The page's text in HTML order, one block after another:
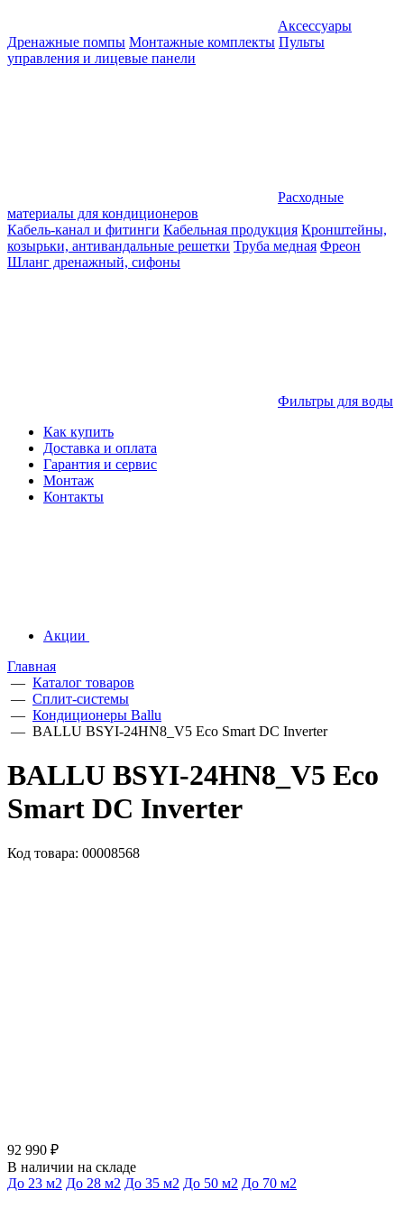
Аксессуары
Дренажные помпы Монтажные комплекты Пульты
управления и лицевые панели
Расходные
материалы для кондиционеров
Кабель-канал и фитинги Кабельная продукция Кронштейны,
козырьки, антивандальные решетки Труба медная Фреон
Шланг дренажный, сифоны
Фильтры для воды
Как купить
Доставка и оплата
Гарантия и сервис
Монтаж
Контакты
Акции
Главная
— Каталог товаров
— Сплит-системы
— Кондиционеры Ballu
— BALLU BSYI-24HN8_V5 Eco Smart DC Inverter
BALLU BSYI-24HN8_V5 Eco
Smart DC Inverter
Код товара: 00008568
92 990 ₽
В наличии на складе
До 23 м2 До 28 м2 До 35 м2 До 50 м2 До 70 м2